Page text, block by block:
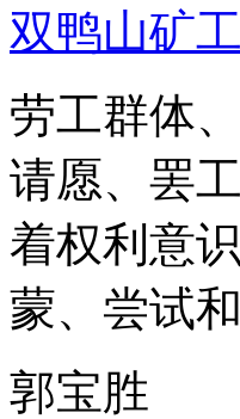
双鸭山矿
劳工群体
请愿、罢
着权利意
蒙、尝试和
郭宝胜